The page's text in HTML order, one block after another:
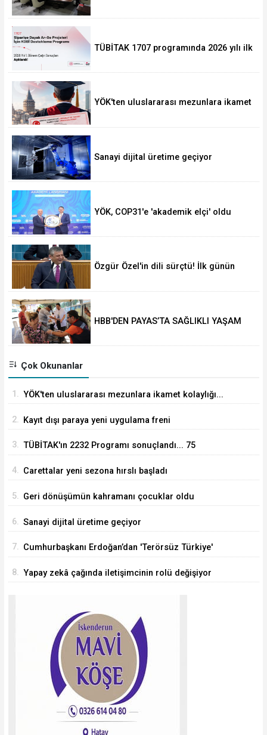
TÜBİTAK 1707 programında 2026 yılı ilk
YÖK'ten uluslararası mezunlara ikamet
Sanayi dijital üretime geçiyor
YÖK, COP31'e 'akademik elçi' oldu
Özgür Özel'in dili sürçtü! İlk günün
HBB'DEN PAYAS’TA SAĞLIKLI YAŞAM
Çok Okunanlar
1. YÖK'ten uluslararası mezunlara ikamet kolaylığı...
2. Kayıt dışı paraya yeni uygulama freni
3. TÜBİTAK'ın 2232 Programı sonuçlandı... 75
4. Carettalar yeni sezona hırslı başladı
5. Geri dönüşümün kahramanı çocuklar oldu
6. Sanayi dijital üretime geçiyor
7. Cumhurbaşkanı Erdoğan’dan 'Terörsüz Türkiye'
8. Yapay zekâ çağında iletişimcinin rolü değişiyor